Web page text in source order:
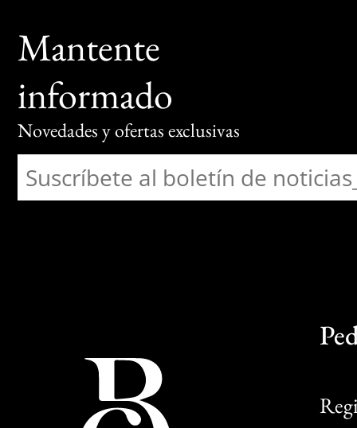
Mantente
informado
Novedades y ofertas exclusivas